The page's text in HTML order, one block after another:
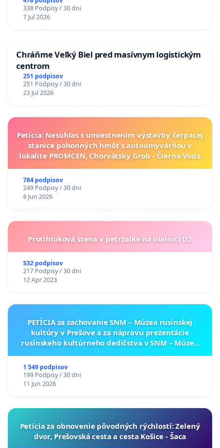
338 Podpisy / 30 dni
7 Jul 2026
Chráňme Veľký Biel pred masívnym logistickým
centrom
251 podpisov
251 Podpisy / 30 dni
23 Jul 2026
Petícia: Nesúhlas s umiestnením výstavby čerpacej
stanice pohonných hmôt s autoumyvárňou v
lokalite PROMCEN, Chorvátsky Grob - Čierna Voda
784 podpisov
249 Podpisy / 30 dni
8 Jun 2026
Protihluková stena v petržalke na dialnici D2
532 podpisov
217 Podpisy / 30 dni
12 Apr 2023
PETÍCIA za zachovanie SNM – Múzea rusínskej
kultúry v Prešove a za nápravu prezentácie
rusínskeho kultúrneho dedičstva v SNM – Múzeu
1 549 podpisov
199 Podpisy / 30 dni
11 Jun 2026
​Petícia za obnovenie pôvodných rýchlostí: Zelený
dvor, Prešovská cesta a cesta Košice - Šaca